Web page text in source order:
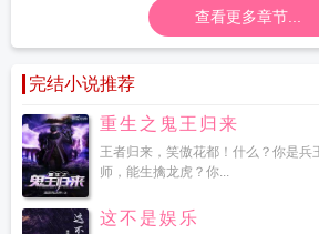
查看更多章节...
完结小说推荐
重生之鬼王归来
王者归来，笑傲花都！什么？你是兵
师，能生擒龙虎？你...
这不是娱乐